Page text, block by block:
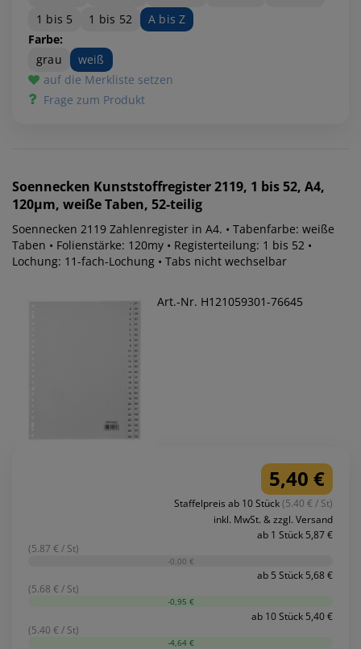
1 bis 5
1 bis 52
A bis Z
Farbe:
grau
weiß
auf die Merkliste setzen
Frage zum Produkt
Soennecken Kunststoffregister 2119, 1 bis 52, A4,
120µm, weiße Taben, 52-teilig
Soennecken 2119 Zahlenregister in A4. • Tabenfarbe: weiße
Taben • Folienstärke: 120my • Registerteilung: 1 bis 52 •
Lochung: 11-fach-Lochung • Tabs nicht wechselbar
Art.-Nr. H121059301-76645
5,40 €
Staffelpreis ab 10 Stück(5.40 € / St)
inkl. MwSt. & zzgl. Versand
ab 1 Stück 5,87 €
(5.87 € / St)
-0,00 €
ab 5 Stück 5,68 €
(5.68 € / St)
-0,95 €
ab 10 Stück 5,40 €
(5.40 € / St)
-4,64 €